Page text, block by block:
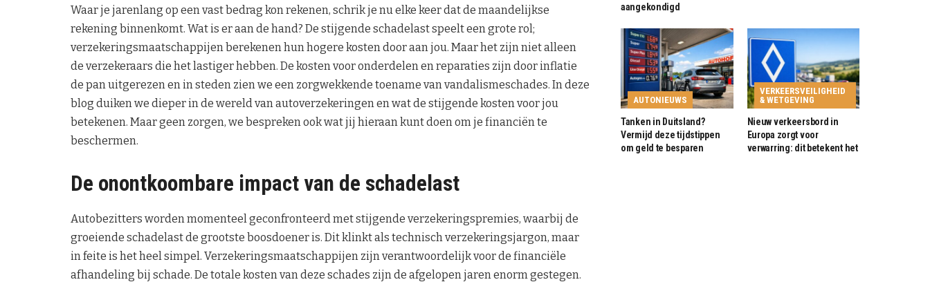
Waar je jarenlang op een vast bedrag kon rekenen, schrik je nu elke keer dat de maandelijkse
rekening binnenkomt. Wat is er aan de hand? De stijgende schadelast speelt een grote rol;
verzekeringsmaatschappijen berekenen hun hogere kosten door aan jou. Maar het zijn niet alleen
de verzekeraars die het lastiger hebben. De kosten voor onderdelen en reparaties zijn door inflatie
de pan uitgerezen en in steden zien we een zorgwekkende toename van vandalismeschades. In deze
blog duiken we dieper in de wereld van autoverzekeringen en wat de stijgende kosten voor jou
betekenen. Maar geen zorgen, we bespreken ook wat jij hieraan kunt doen om je financiën te
beschermen.
De onontkoombare impact van de schadelast
Autobezitters worden momenteel geconfronteerd met stijgende verzekeringspremies, waarbij de
groeiende schadelast de grootste boosdoener is. Dit klinkt als technisch verzekeringsjargon, maar
in feite is het heel simpel. Verzekeringsmaatschappijen zijn verantwoordelijk voor de financiële
afhandeling bij schade. De totale kosten van deze schades zijn de afgelopen jaren enorm gestegen.
aangekondigd
AUTONIEUWS
Tanken in Duitsland?
Vermijd deze tijdstippen
om geld te besparen
VERKEERSVEILIGHEID
& WETGEVING
Nieuw verkeersbord in
Europa zorgt voor
verwarring: dit betekent het